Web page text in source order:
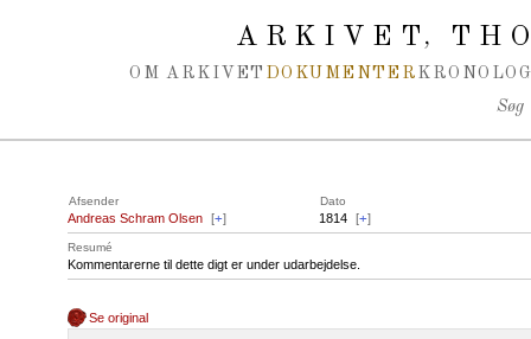
ARKIVET,
OM ARKIVET DOKUMENTER
Søg
Afsender Dato
Andreas Schram Olsen [+] 1814 [+]
Resumé
Kommentarerne til dette digt er under udarbejdelse.
Se original